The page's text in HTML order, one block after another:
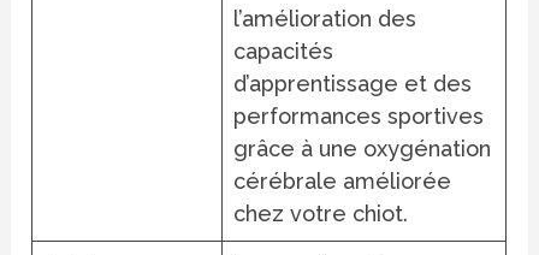
l’amélioration des
capacités
d’apprentissage et des
performances sportives
grâce à une oxygénation
cérébrale améliorée
chez votre chiot.